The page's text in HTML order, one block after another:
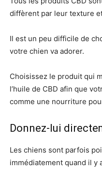
diffèrent par leur texture
Il est un peu difficile de
votre chien va adorer.
Choisissez le produit qui
l’huile de CBD afin que
comme une nourriture
Donnez-lui
Les chiens sont parfois
immédiatement quand il y